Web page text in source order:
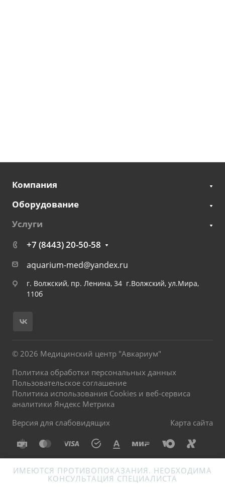
Компания
Оборудование
Услуги
+7 (8443) 20-50-58
aquarium-med@yandex.ru
г. Волжский, пр. Ленина, 34 г.Волжский, ул.Мира,
110б
© 2026 Медицинский центр "Авкариум"
Политика обработки персональных данных
Пользовательское соглашение
Политика использования Cookies и веб-сервиса
аналитики Яндекс Метрика
Версия для слабовидящих
Карта сайта
ИМЕЮТСЯ ПРОТИВОПОКАЗАНИЯ. НЕОБХОДИМА
КОНСУЛЬТАЦИЯ СПЕЦИАЛИСТА